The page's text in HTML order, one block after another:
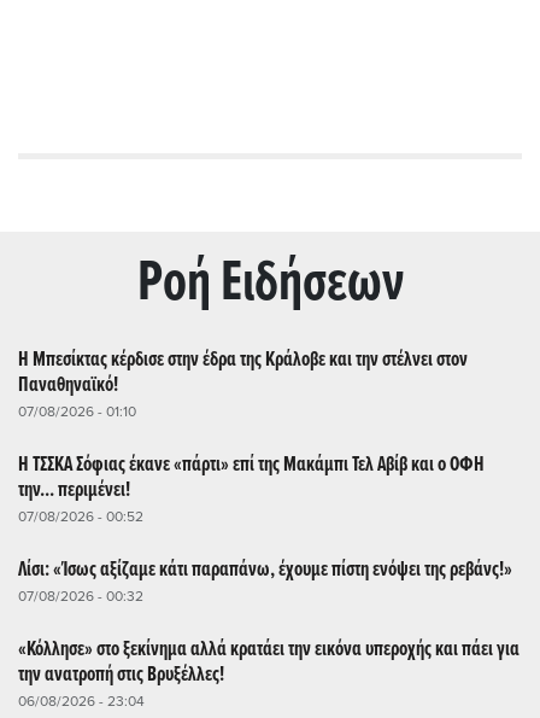
Ρoή Ειδήσεων
Η Μπεσίκτας κέρδισε στην έδρα της Κράλοβε και την στέλνει στον
Παναθηναϊκό!
07/08/2026 - 01:10
Η ΤΣΣΚΑ Σόφιας έκανε «πάρτι» επί της Μακάμπι Τελ Αβίβ και ο ΟΦΗ
την... περιμένει!
07/08/2026 - 00:52
Λίσι: «Ίσως αξίζαμε κάτι παραπάνω, έχουμε πίστη ενόψει της ρεβάνς!»
07/08/2026 - 00:32
«Κόλλησε» στο ξεκίνημα αλλά κρατάει την εικόνα υπεροχής και πάει για
την ανατροπή στις Βρυξέλλες!
06/08/2026 - 23:04